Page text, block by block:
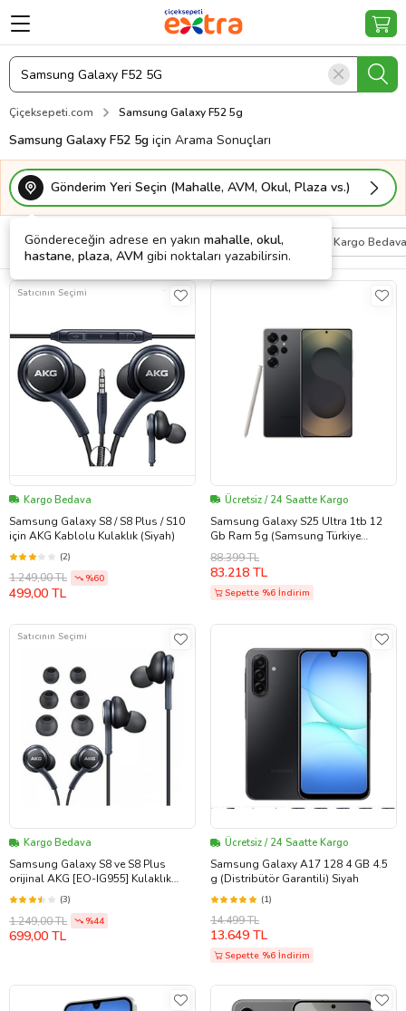
Çiçeksepeti.com Samsung Galaxy F52 5g
Samsung Galaxy F52 5g için Arama Sonuçları
Gönderim Yeri Seçin (Mahalle, AVM, Okul, Plaza vs.)
Göndereceğin adrese en yakın mahalle, okul,
hastane, plaza, AVM gibi noktaları yazabilirsin.
Filtrele Sırala Kişiye Özel Kargo Bedava
Satıcının Seçimi
Kargo Bedava
Samsung Galaxy S8 / S8 Plus / S10
için AKG Kablolu Kulaklık (Siyah)
(2)
1.249,00 TL %60
499,00 TL
Ücretsiz / 24 Saatte Kargo
Samsung Galaxy S25 Ultra 1tb 12
Gb Ram 5g (Samsung Türkiye
Garantili) Titanyum Siyah 1 TB
88.399 TL
83.218 TL
Sepette %6 İndirim
Satıcının Seçimi
Kargo Bedava
Samsung Galaxy S8 ve S8 Plus
orijinal AKG [EO-IG955] Kulaklık
(Siyah)
(3)
1.249,00 TL %44
699,00 TL
Ücretsiz / 24 Saatte Kargo
Samsung Galaxy A17 128 4 GB 4.5
g (Distribütör Garantili) Siyah
(1)
14.499 TL
13.649 TL
Sepette %6 İndirim